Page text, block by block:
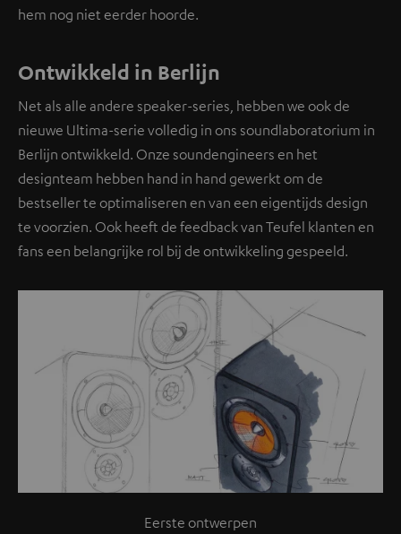
hem nog niet eerder hoorde.
Ontwikkeld in Berlijn
Net als alle andere speaker-series, hebben we ook de
nieuwe Ultima-serie volledig in ons soundlaboratorium in
Berlijn ontwikkeld. Onze soundengineers en het
designteam hebben hand in hand gewerkt om de
bestseller te optimaliseren en van een eigentijds design
te voorzien. Ook heeft de feedback van Teufel klanten en
fans een belangrijke rol bij de ontwikkeling gespeeld.
Eerste ontwerpen